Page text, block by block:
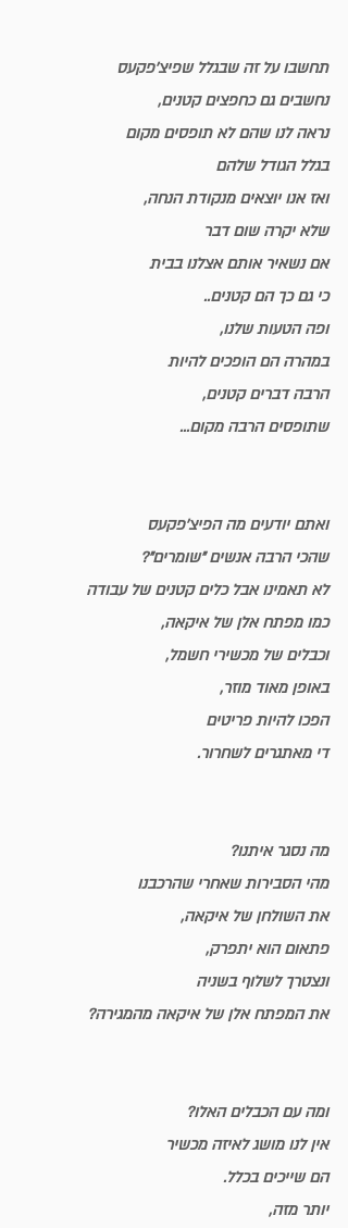
תחשבו על זה שבגלל שפיצ'פקעס
נחשבים גם כחפצים קטנים,
נראה לנו שהם לא תופסים מקום
בגלל הגודל שלהם
ואז אנו יוצאים מנקודת הנחה,
שלא יקרה שום דבר
אם נשאיר אותם אצלנו בבית
כי גם כך הם קטנים..
ופה הטעות שלנו,
במהרה הם הופכים להיות
הרבה דברים קטנים,
שתופסים הרבה מקום...
ואתם יודעים מה הפיצ'פקעס
שהכי הרבה אנשים "שומרים"?
לא תאמינו אבל כלים קטנים של עבודה
כמו מפתח אלן של איקאה,
וכבלים של מכשירי חשמל,
באופן מאוד מוזר,
הפכו להיות פריטים
די מאתגרים לשחרור.
מה נסגר איתנו?
מהי הסבירות שאחרי שהרכבנו
את השולחן של איקאה,
פתאום הוא יתפרק,
ונצטרך לשלוף בשניה
את המפתח אלן של איקאה מהמגירה?
ומה עם הכבלים האלו?
אין לנו מושג לאיזה מכשיר
הם שייכים בכלל.
יותר מזה,